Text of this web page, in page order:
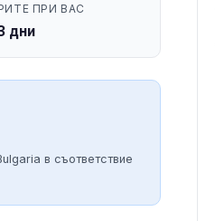
ПРИ ВАС
дни
в съответствие